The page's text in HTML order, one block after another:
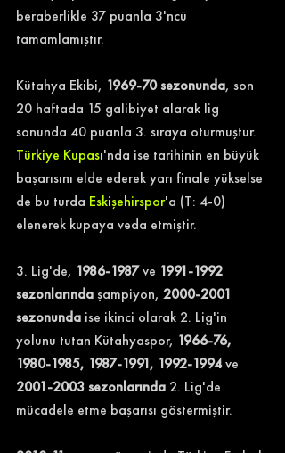
beraberlikle 37 puanla 3'ncü
tamamlamıştır.
Kütahya Ekibi, 1969-70 sezonunda, son
20 haftada 15 galibiyet alarak lig
sonunda 40 puanla 3. sıraya oturmuştur.
Türkiye Kupası'nda ise tarihinin en büyük
başarısını elde ederek yarı finale yükselse
de bu turda Eskişehirspor'a (T: 4-0)
elenerek kupaya veda etmiştir.
3. Lig'de, 1986-1987 ve 1991-1992
sezonlarında şampiyon, 2000-2001
sezonunda ise ikinci olarak 2. Lig'in
yolunu tutan Kütahyaspor, 1966-76,
1980-1985, 1987-1991, 1992-1994 ve
2001-2003 sezonlarında 2. Lig'de
mücadele etme başarısı göstermiştir.